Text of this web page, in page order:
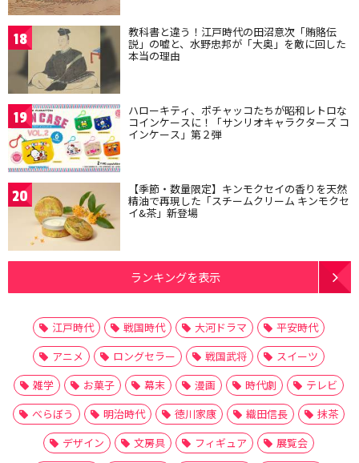
18 教科書と違う！江戸時代の田沼意次「賄賂伝
説」の嘘と、水野忠邦が「大奥」を敵に回した
本当の理由
19 ハローキティ、ポチャッコたちが昭和レトロな
コインケースに！「サンリオキャラクターズ コ
インケース」第２弾
20 【季節・数量限定】キンモクセイの香りを天然
精油で再現した「スチームクリーム キンモクセ
イ&茶」新登場
ランキングを表示
江戸時代 戦国時代 大河ドラマ
平安時代
アニメ
ロングセラー 戦国武将
スイーツ
雑学
お菓子 幕末 漫画 時代劇
テレビ
べらぼう
明治時代 徳川家康 織田信長
抹茶
デザイン
文房具 フィギュア
展覧会